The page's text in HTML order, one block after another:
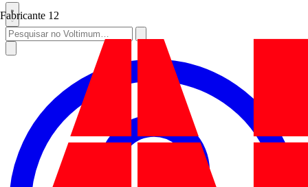
Fabricante 12